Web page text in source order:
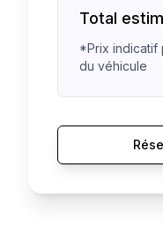
Total
*Prix indicatif
du véhicule